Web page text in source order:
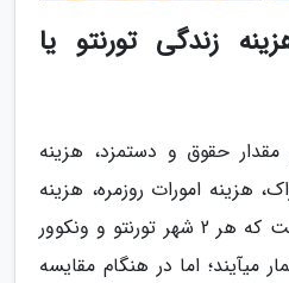
زندگی تورنتو یا
حقوق و دستمزد، هزینه
هزینه امورات روزمره، هزینه
حمل و نقل و … می­توان گفت که هر 2 شهر تورنتو و ونکوور
می­آیند؛ اما در هنگام مقایسه